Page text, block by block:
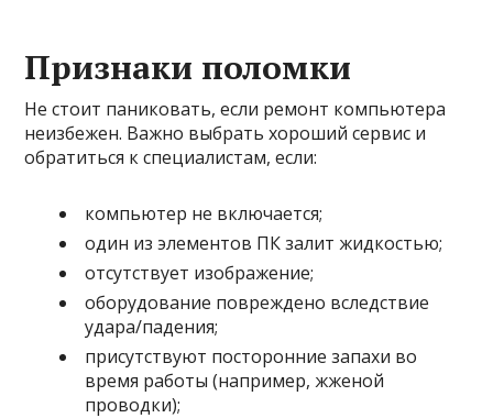
Признаки поломки
Не стоит паниковать, если ремонт компьютера
неизбежен. Важно выбрать хороший сервис и
обратиться к специалистам, если:
компьютер не включается;
один из элементов ПК залит жидкостью;
отсутствует изображение;
оборудование повреждено вследствие
удара/падения;
присутствуют посторонние запахи во
время работы (например, жженой
проводки);